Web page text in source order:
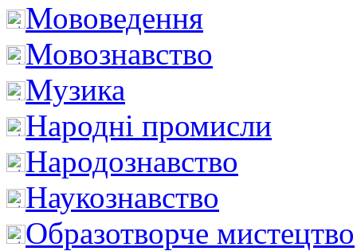
Мововедення
Мовознавство
Музика
Народні промисли
Народознавство
Наукознавство
Образотворче мистецтво